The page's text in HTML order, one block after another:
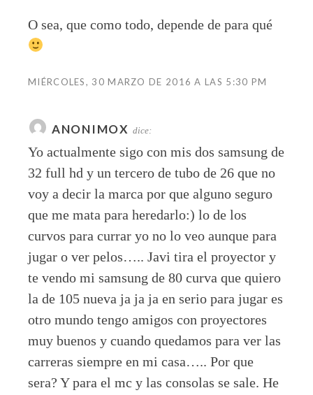
O sea, que como todo, depende de para qué
MIÉRCOLES, 30 MARZO DE 2016 A LAS 5:30 PM
ANONIMOX dice:
Yo actualmente sigo con mis dos samsung de
32 full hd y un tercero de tubo de 26 que no
voy a decir la marca por que alguno seguro
que me mata para heredarlo:) lo de los
curvos para currar yo no lo veo aunque para
jugar o ver pelos….. Javi tira el proyector y
te vendo mi samsung de 80 curva que quiero
la de 105 nueva ja ja ja en serio para jugar es
otro mundo tengo amigos con proyectores
muy buenos y cuando quedamos para ver las
carreras siempre en mi casa….. Por que
sera? Y para el mc y las consolas se sale. He